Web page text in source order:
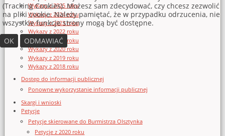
Wykazy z 2025 roku
Wykazy z 2024 roku
Wykazy z 2023 roku
Wykazy z 2022 roku
Wykazy z 2021 roku
Wykazy z 2020 roku
Wykazy z 2019 roku
Wykazy z 2018 roku
Dostęp do informacji publicznej
Ponowne wykorzystanie informacji publicznej
Skargi i wnioski
Petycje
Petycje skierowane do Burmistrza Olsztynka
Petycje z 2020 roku
(Tracking Cookies). Możesz sam zdecydować, czy chcesz zezwolić
na pliki cookie. Należy pamiętać, że w przypadku odrzucenia, nie
wszystkie funkcje strony mogą być dostępne.
OK
ODMAWIAĆ